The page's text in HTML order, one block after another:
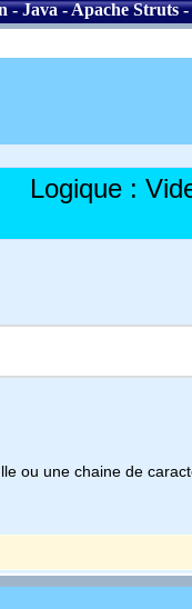
-Java-Apache Struts-
Logique :
ou une chaine de